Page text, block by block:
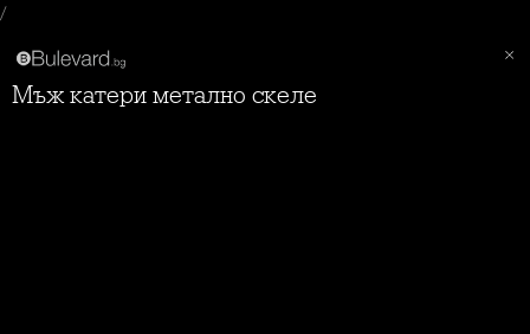
/
Мъж катери метално скеле